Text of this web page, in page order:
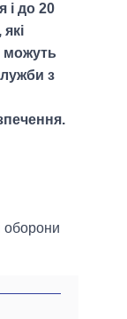
і до 20
можуть
з
оборони